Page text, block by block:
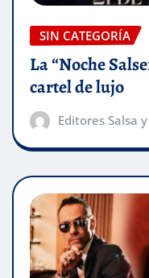
SIN CATEGORÍA
La “Noche
cartel de lujo
Editores Salsa